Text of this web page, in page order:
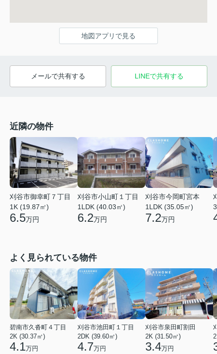
地図アプリで見る
メールで共有する LINEで共有する
近隣の物件
刈谷市御幸町７丁目
1K (19.87㎡)
6.5万円
刈谷市小山町１丁目
1LDK (40.03㎡)
6.2万円
刈谷市今岡町宮本
1LDK (35.05㎡)
7.2万円
よく見られている物件
碧南市久沓町４丁目
2K (30.37㎡)
4.1万円
刈谷市池田町１丁目
2DK (39.60㎡)
4.7万円
刈谷市泉田町割田
2K (31.50㎡)
3.4万円